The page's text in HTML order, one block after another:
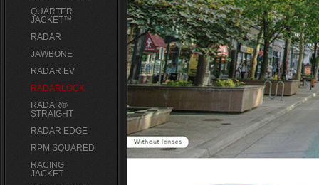
QUARTER
JACKET™
RADAR
JAWBONE
RADAR EV
RADARLOCK
RADAR®
STRAIGHT
RADAR EDGE
RPM SQUARED
RACING
JACKET